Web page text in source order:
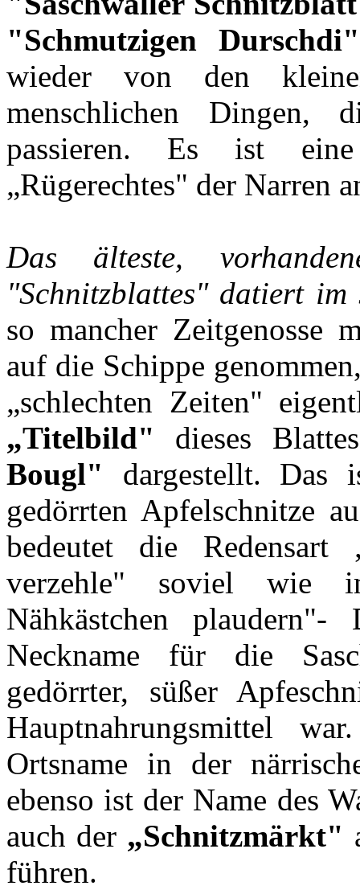
"Schmutzigen
wieder von den
menschlichen Dingen,
passieren. Es ist eine
„Rügerechtes" der Narren
Das älteste,
"Schnitzblattes" datiert im
so mancher Zeitgenosse
auf die Schippe
„schlechten Zeiten"
„Titelbild" dieses
Bougl" dargestellt. Das
gedörrten Apfelschnitze
bedeutet die Redensart
verzehle" soviel wie
Nähkästchen
Neckname für die
gedörrter, süßer
Hauptnahrungsmittel
Ortsname in der
ebenso ist der Name des
auch der „Schnitzmärkt"
führen.